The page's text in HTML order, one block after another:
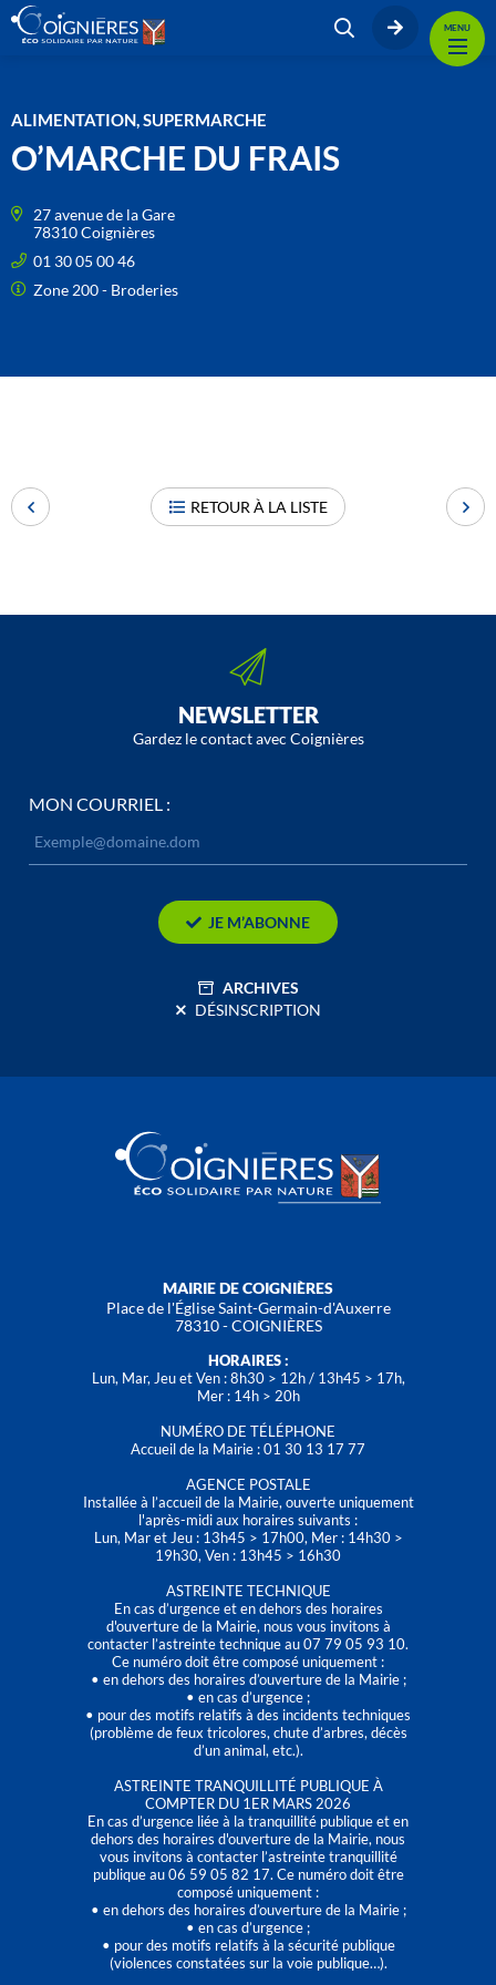
MENU
ALIMENTATION, SUPERMARCHE
O’MARCHE DU FRAIS
27 avenue de la Gare
78310 Coignières
01 30 05 00 46
Zone 200 - Broderies
RETOUR À LA LISTE
NEWSLETTER
Gardez le contact avec Coignières
MON COURRIEL :
JE M’ABONNE
ARCHIVES
DÉSINSCRIPTION
MAIRIE DE COIGNIÈRES
Place de l'Église Saint-Germain-d'Auxerre
78310 - COIGNIÈRES
HORAIRES :
Lun, Mar, Jeu et Ven : 8h30 > 12h / 13h45 > 17h,
Mer : 14h > 20h
NUMÉRO DE TÉLÉPHONE
Accueil de la Mairie : 01 30 13 17 77
AGENCE POSTALE
Installée à l’accueil de la Mairie, ouverte uniquement
l'après-midi aux horaires suivants :
Lun, Mar et Jeu : 13h45 > 17h00, Mer : 14h30 >
19h30, Ven : 13h45 > 16h30
ASTREINTE TECHNIQUE
En cas d’urgence et en dehors des horaires
d'ouverture de la Mairie, nous vous invitons à
contacter l’astreinte technique au 07 79 05 93 10.
Ce numéro doit être composé uniquement :
• en dehors des horaires d’ouverture de la Mairie ;
• en cas d’urgence ;
• pour des motifs relatifs à des incidents techniques
(problème de feux tricolores, chute d’arbres, décès
d’un animal, etc.).
ASTREINTE TRANQUILLITÉ PUBLIQUE À
COMPTER DU 1ER MARS 2026
En cas d’urgence liée à la tranquillité publique et en
dehors des horaires d'ouverture de la Mairie, nous
vous invitons à contacter l’astreinte tranquillité
publique au 06 59 05 82 17. Ce numéro doit être
composé uniquement :
• en dehors des horaires d’ouverture de la Mairie ;
• en cas d’urgence ;
• pour des motifs relatifs à la sécurité publique
(violences constatées sur la voie publique…).